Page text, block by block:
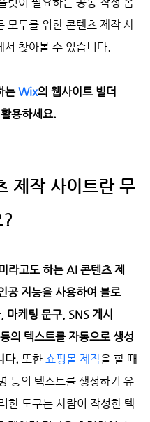
모두를 위한 콘텐츠 제작 사
서 찾아볼 수 있습니다.
는 Wix의 웹사이트 빌더
활용하세요.
제작 사이트란 무
라고도 하는 AI 콘텐츠 제
공 지능을 사용하여 블로
마케팅 문구, SNS 게시
의 텍스트를 자동으로 생성
다. 또한 쇼핑몰 제작을 할 때
등의 텍스트를 생성하기 유
한 도구는 사람이 작성한 텍